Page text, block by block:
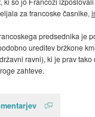
za francoske časnike,
predsednika je
ureditev bržkone
ravni), ki je prav
zahteve.